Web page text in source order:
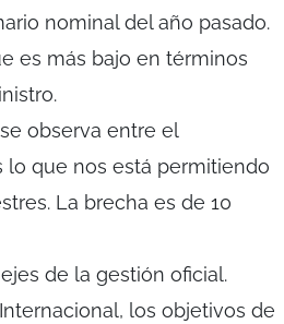
nominal del año pasado.
es más bajo en términos
observa entre el
lo que nos está permitiendo
La brecha es de 10
de la gestión oficial.
los objetivos de